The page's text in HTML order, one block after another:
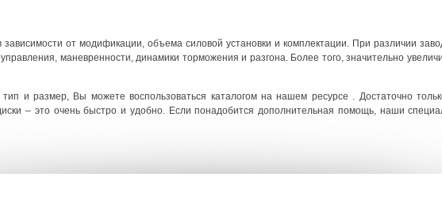
от модификации, объема силовой установки и комплектации. При различии
маневренности, динамики торможения и разгона. Более того, значительно
и размер, Вы можете воспользоваться каталогом на нашем ресурсе . Достаточно
– это очень быстро и удобно. Если понадобится дополнительная помощь, наши